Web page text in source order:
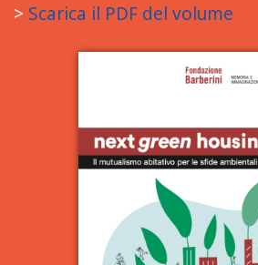
> Scarica il PDF del volume